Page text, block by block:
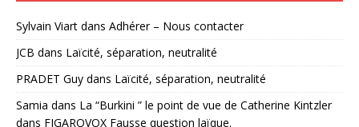
Sylvain Viart dans Adhérer – Nous contacter
JCB dans Laïcité, séparation, neutralité
PRADET Guy dans Laïcité, séparation, neutralité
Samia dans La “Burkini ” le point de vue de Catherine Kintzler
dans FIGAROVOX Fausse question laïque.